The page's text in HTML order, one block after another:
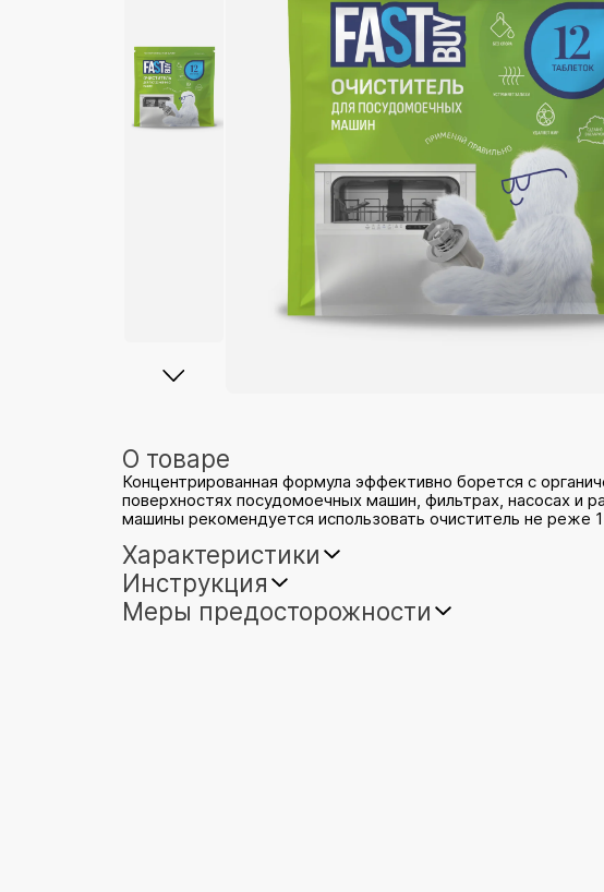
О товаре
Концентрированная формула эффективно борется с
поверхностях посудомоечных машин, фильтрах, насосах и
машины рекомендуется использовать очиститель не реже
Характеристики
Инструкция
Меры предосторожности